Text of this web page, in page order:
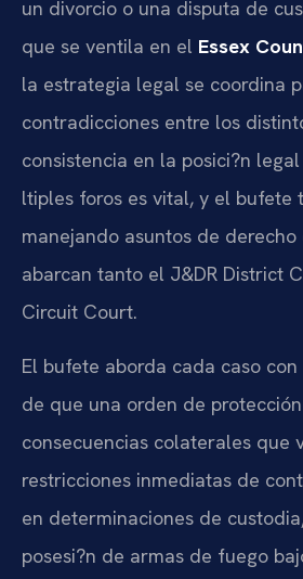
un divorcio o una disputa de
que se ventila en el Essex
la estrategia legal se coordina
contradicciones entre los
consistencia en la posici?n
ltiples foros es vital, y el bufete
manejando asuntos de
abarcan tanto el J&DR District
Circuit Court.
El bufete aborda cada caso
de que una orden de
consecuencias colaterales que
restricciones inmediatas de
en determinaciones de
posesi?n de armas de fuego